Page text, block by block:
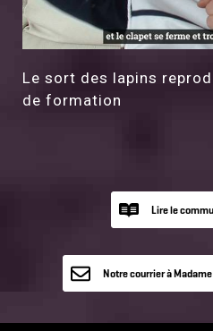
Le sort des lapins
de formation
Lire le
Lire le
presse
Notre courrier à
Ministre de la